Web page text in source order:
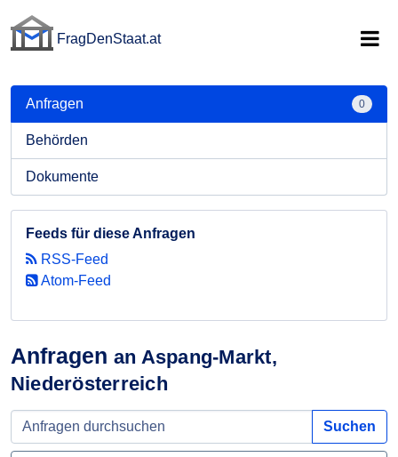
FragDenStaat.at
Anfragen an Aspang-Markt,
Niederösterreich
Suchen
Anfragen 0
Behörden
Dokumente
Feeds für diese Anfragen
RSS-Feed
Atom-Feed